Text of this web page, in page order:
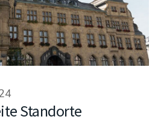
Standorte